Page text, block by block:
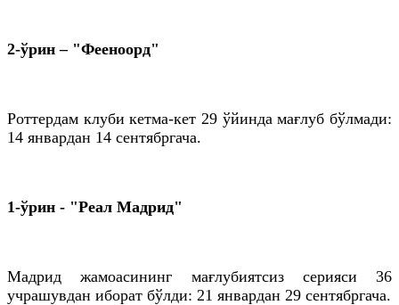
2-ўрин – "Фееноорд"
Роттердам клуби кетма-кет 29 ўйинда мағлуб бўлмади:
14 январдан 14 сентябргача.
1-ўрин - "Реал Мадрид"
Мадрид жамоасининг мағлубиятсиз серияси 36
учрашувдан иборат бўлди: 21 январдан 29 сентябргача.